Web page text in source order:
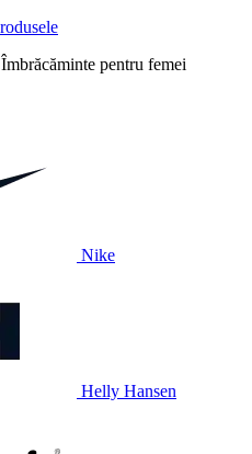
Îmbrăcăminte pentru femei
Nike
Helly Hansen